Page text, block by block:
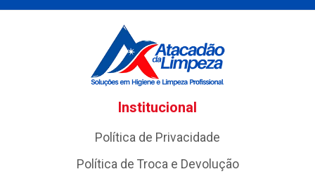
Institucional
Política de Privacidade
Política de Troca e Devolução